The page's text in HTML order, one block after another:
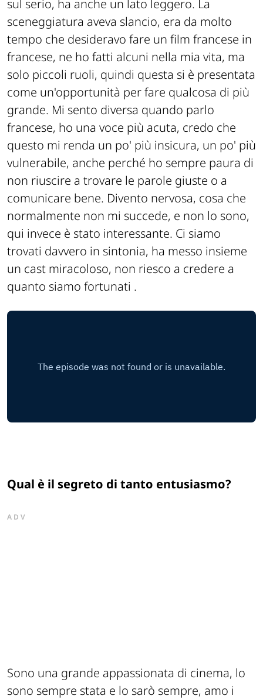
sul serio, ha anche un lato leggero. La
sceneggiatura aveva slancio, era da molto
tempo che desideravo fare un film francese in
francese, ne ho fatti alcuni nella mia vita, ma
solo piccoli ruoli, quindi questa si è presentata
come un'opportunità per fare qualcosa di più
grande. Mi sento diversa quando parlo
francese, ho una voce più acuta, credo che
questo mi renda un po' più insicura, un po' più
vulnerabile, anche perché ho sempre paura di
non riuscire a trovare le parole giuste o a
comunicare bene. Divento nervosa, cosa che
normalmente non mi succede, e non lo sono,
qui invece è stato interessante. Ci siamo
trovati davvero in sintonia, ha messo insieme
un cast miracoloso, non riesco a credere a
quanto siamo fortunati .
Qual è il segreto di tanto entusiasmo?
ADV
Sono una grande appassionata di cinema, lo
sono sempre stata e lo sarò sempre, amo i